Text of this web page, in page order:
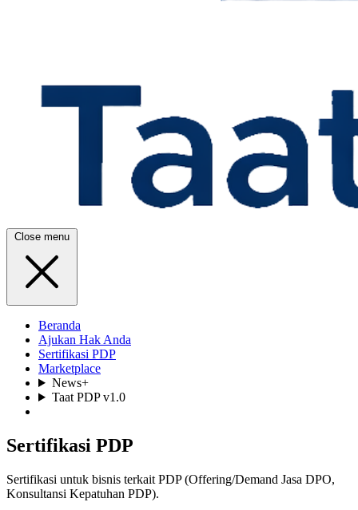
Close menu
Beranda
Ajukan Hak Anda
Sertifikasi PDP
Marketplace
News+
Taat PDP v1.0
Sertifikasi PDP
Sertifikasi untuk bisnis terkait PDP (Offering/Demand Jasa DPO,
Konsultansi Kepatuhan PDP).